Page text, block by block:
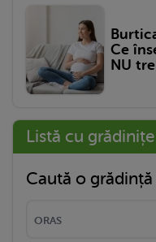
Ce
NU
Listă cu grădinițe
Caută o